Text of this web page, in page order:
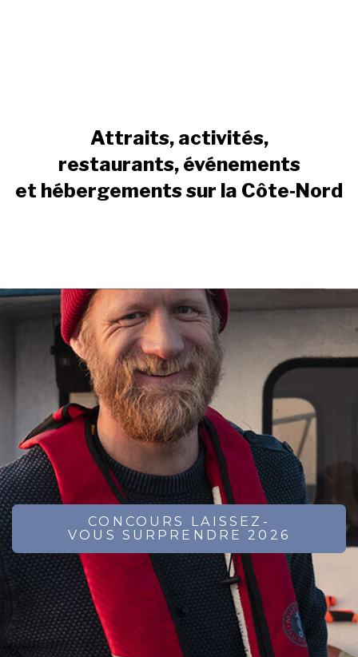
Attraits, activités,
restaurants, événements
et hébergements sur la Côte‑Nord
CONCOURS LAISSEZ-
VOUS SURPRENDRE 2026